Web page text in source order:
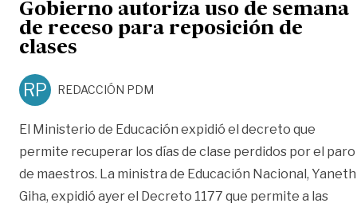
Gobierno autoriza uso de semana
de receso para reposición de
clases
RP REDACCIÓN PDM
El Ministerio de Educación expidió el decreto que
permite recuperar los días de clase perdidos por el paro
de maestros. La ministra de Educación Nacional, Yaneth
Giha, expidió ayer el Decreto 1177 que permite a las